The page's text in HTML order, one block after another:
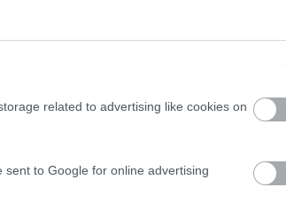
related to advertising like cookies on
to Google for online advertising
Finlandia in
Previous